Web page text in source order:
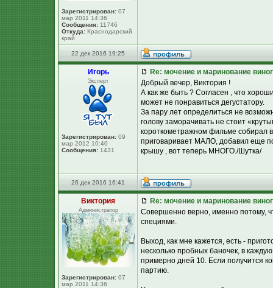
Зарегистрирован: 07
мар 2011 14:36
Сообщения: 11746
Откуда: Краснодарский
край
22 дек 2016 19:25
Игорь
Эксперт
Зарегистрирован: 09
мар 2012 10:40
Сообщения: 1431
Re: мочение и маринование
Добрый вечер, Виктория !
А как же быть ? Согласен , что
может не понравиться дегустатору.
За пару лет определиться не
голову заморачивать не стоит
короткометражном фильме собирал
приговаривает МАЛО, добавил еще
крышу , вот теперь МНОГО./Шутка/
26 дек 2016 16:41
Виктория
Администратор
Зарегистрирован: 07
мар 2011 14:36
Re: мочение и маринование
Совершенно верно, именно потому,
специями.
Выход, как мне кажется, есть -
несколько пробных баночек, в
примерно дней 10. Если получится
партию.